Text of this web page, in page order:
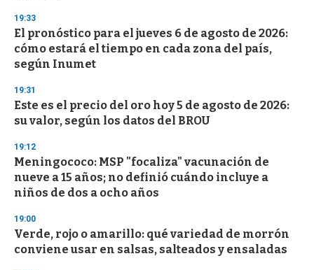
19:33
El pronóstico para el jueves 6 de agosto de 2026:
cómo estará el tiempo en cada zona del país,
según Inumet
19:31
Este es el precio del oro hoy 5 de agosto de 2026:
su valor, según los datos del BROU
19:12
Meningococo: MSP "focaliza" vacunación de
nueve a 15 años; no definió cuándo incluye a
niños de dos a ocho años
19:00
Verde, rojo o amarillo: qué variedad de morrón
conviene usar en salsas, salteados y ensaladas